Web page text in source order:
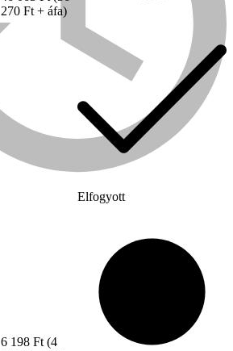
270 Ft + áfa)
6 198 Ft (4
Elfogyott